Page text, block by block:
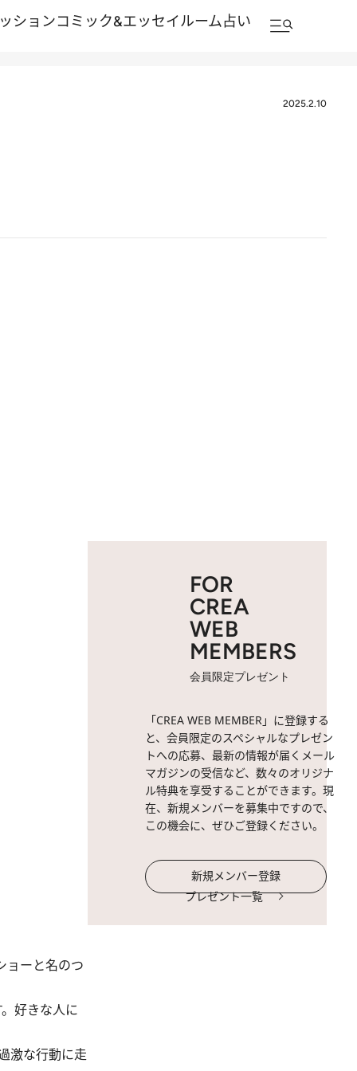
ションコミック&エッセイルーム占い
2025.2.10
ョーと名のつ
好きな人に
激な行動に走
FOR
CREA
WEB
MEMBERS
会員限定プレゼント
「CREA WEB MEMBER」に登録する
と、会員限定のスペシャルなプレゼン
トへの応募、最新の情報が届くメール
マガジンの受信など、数々のオリジナ
ル特典を享受することができます。現
在、新規メンバーを募集中ですので、
この機会に、ぜひご登録ください。
新規メンバー登録
プレゼント一覧